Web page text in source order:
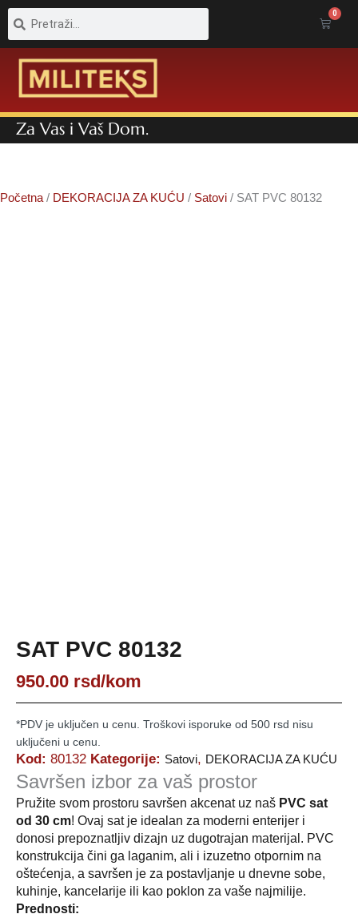
Pretraga 0
Cart
Za Vas i Vaš Dom.
Početna / DEKORACIJA ZA KUĆU / Satovi / SAT PVC 80132
SAT PVC 80132
950.00 rsd/kom
*PDV je uključen u cenu. Troškovi isporuke od 500 rsd nisu
uključeni u cenu.
Kod: 80132 Kategorije: Satovi, DEKORACIJA ZA KUĆU
Savršen izbor za vaš prostor
Pružite svom prostoru savršen akcenat uz naš PVC sat
od 30 cm! Ovaj sat je idealan za moderni enterijer i
donosi prepoznatljiv dizajn uz dugotrajan materijal. PVC
konstrukcija čini ga laganim, ali i izuzetno otpornim na
oštećenja, a savršen je za postavljanje u dnevne sobe,
kuhinje, kancelarije ili kao poklon za vaše najmilije.
Prednosti: